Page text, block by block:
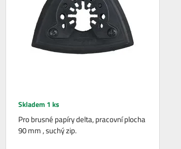
Skladem 1 ks
Pro brusné papíry delta, pracovní plocha
90 mm , suchý zip.